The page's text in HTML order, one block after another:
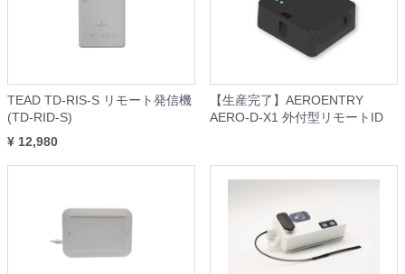
TEAD TD-RIS-S リモート発信機
(TD-RID-S)
¥ 12,980
【生産完了】AEROENTRY
AERO-D-X1 外付型リモートID